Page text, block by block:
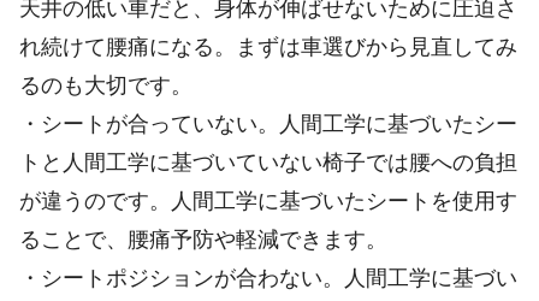
天井の低い車だと、身体が伸ばせないために圧迫さ
れ続けて腰痛になる。まずは車選びから見直してみ
るのも大切です。
・シートが合っていない。人間工学に基づいたシー
トと人間工学に基づいていない椅子では腰への負担
が違うのです。人間工学に基づいたシートを使用す
ることで、腰痛予防や軽減できます。
・シートポジションが合わない。人間工学に基づい